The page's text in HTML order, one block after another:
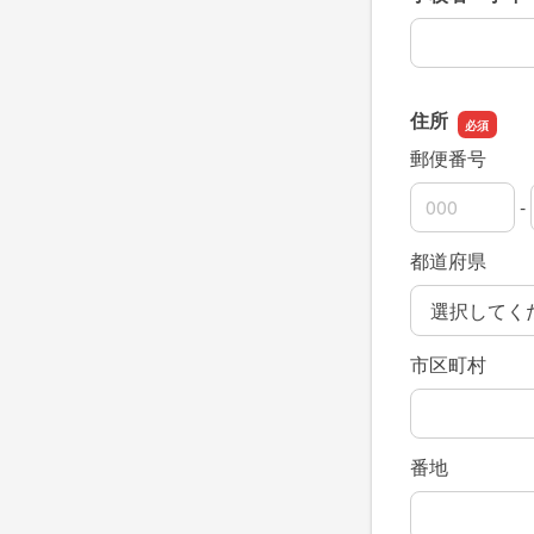
学校名・学年
住所
郵便番号
郵便番号の上
-
郵便番号の下
都道府県
市区町村
番地